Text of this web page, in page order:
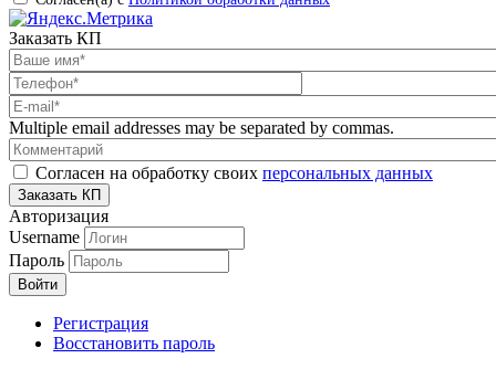
Заказать КП
Multiple email addresses may be separated by commas.
Согласен на обработку своих персональных данных
Авторизация
Username
Пароль
Регистрация
Восстановить пароль